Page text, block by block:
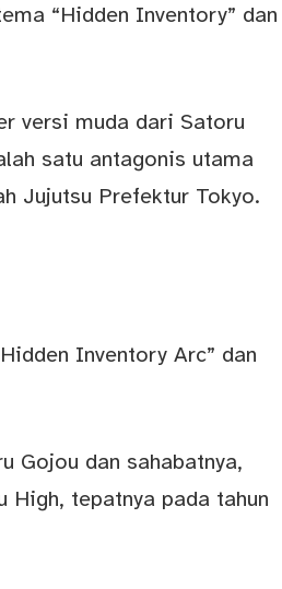
“Hidden Inventory” dan
versi muda dari Satoru
satu antagonis utama
Jujutsu Prefektur Tokyo.
Inventory Arc” dan
Gojou dan sahabatnya,
High, tepatnya pada tahun